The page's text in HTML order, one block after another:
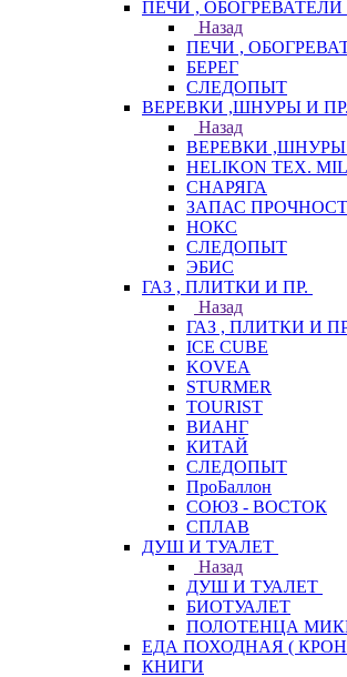
ПЕЧИ , ОБОГРЕВАТЕЛИ
Назад
ПЕЧИ ,
БЕРЕГ
СЛЕДОПЫТ
ВЕРЕВКИ ,ШНУРЫ И ПР.
Назад
ВЕРЕВКИ ,ШНУРЫ
HELIKON TEX.
СНАРЯГА
ЗАПАС
НОКС
СЛЕДОПЫТ
ЭБИС
ГАЗ , ПЛИТКИ И ПР.
Назад
ГАЗ , ПЛИТКИ И
ICE CUBE
KOVEA
STURMER
TOURIST
ВИАНГ
КИТАЙ
СЛЕДОПЫТ
ПроБаллон
СОЮЗ - ВОСТОК
СПЛАВ
ДУШ И ТУАЛЕТ
Назад
ДУШ И ТУАЛЕТ
БИОТУАЛЕТ
ПОЛОТЕНЦА
ЕДА ПОХОДНАЯ (
КНИГИ